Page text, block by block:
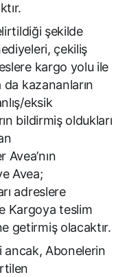
şekilde
çekiliş
kargo yolu ile
kazananların
eksik
bildirmiş oldukları
Avea;
adreslere
Kargoya teslim
getirmiş olacaktır.
ancak, Abonelerin